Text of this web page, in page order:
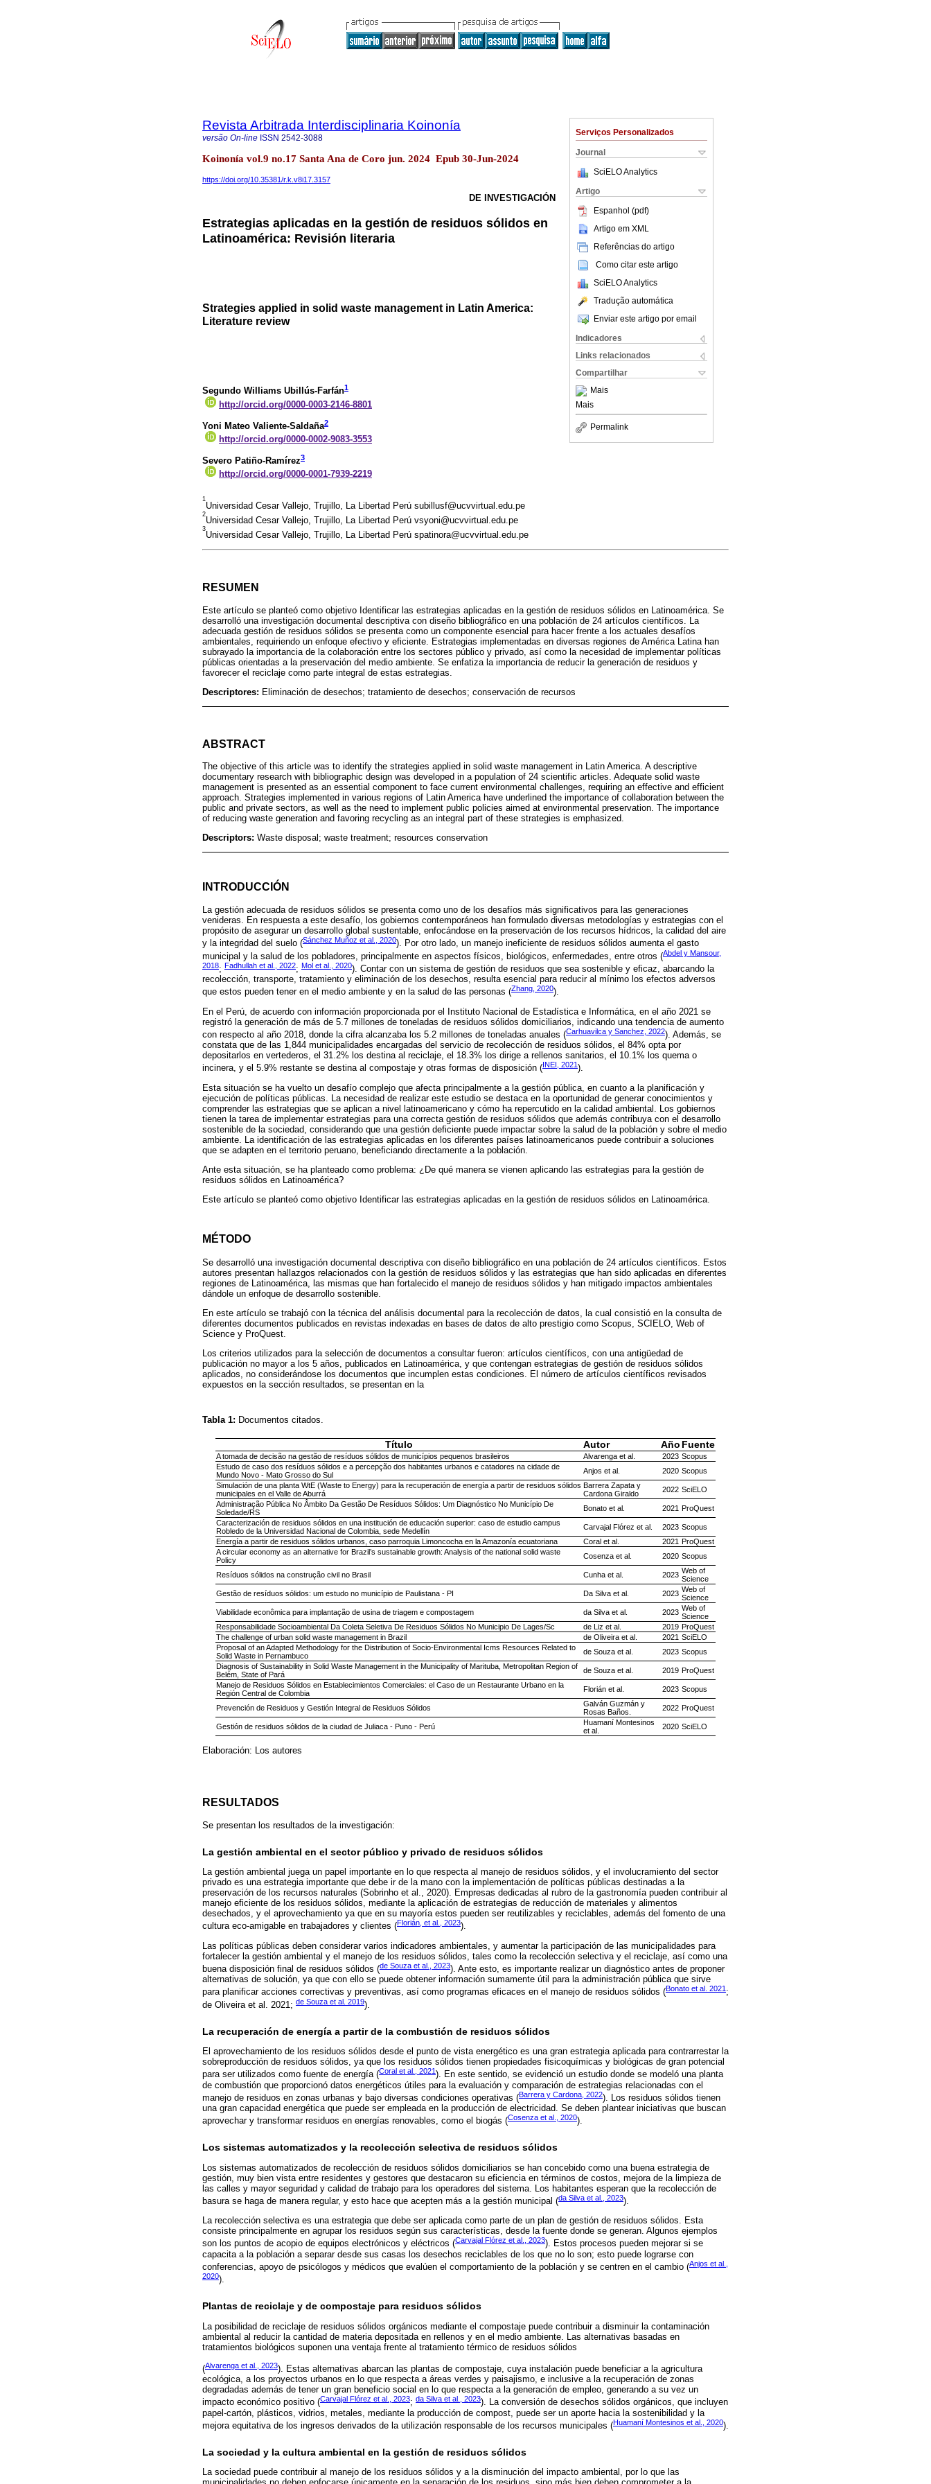
Serviços Personalizados
Journal
SciELO Analytics
Artigo
Espanhol (pdf)
Artigo em XML
Referências do artigo
Como citar este artigo
SciELO Analytics
Tradução automática
Enviar este artigo por email
Indicadores
Links relacionados
Compartilhar
Mais
Mais
Permalink
Revista Arbitrada Interdisciplinaria Koinonía
versão On-line ISSN 2542-3088
Koinonía vol.9 no.17 Santa Ana de Coro jun. 2024 Epub 30-Jun-2024
https://doi.org/10.35381/r.k.v8i17.3157
DE INVESTIGACIÓN
Estrategias aplicadas en la gestión de residuos sólidos en
Latinoamérica: Revisión literaria
Strategies applied in solid waste management in Latin America:
Literature review
Segundo Williams Ubillús-Farfán1
http://orcid.org/0000-0003-2146-8801
Yoni Mateo Valiente-Saldaña2
http://orcid.org/0000-0002-9083-3553
Severo Patiño-Ramírez3
http://orcid.org/0000-0001-7939-2219
1
Universidad Cesar Vallejo, Trujillo, La Libertad Perú subillusf@ucvvirtual.edu.pe
2
Universidad Cesar Vallejo, Trujillo, La Libertad Perú vsyoni@ucvvirtual.edu.pe
3
Universidad Cesar Vallejo, Trujillo, La Libertad Perú spatinora@ucvvirtual.edu.pe
RESUMEN
Este artículo se planteó como objetivo Identificar las estrategias aplicadas en la gestión de residuos sólidos en Latinoamérica. Se
desarrolló una investigación documental descriptiva con diseño bibliográfico en una población de 24 artículos científicos. La
adecuada gestión de residuos sólidos se presenta como un componente esencial para hacer frente a los actuales desafíos
ambientales, requiriendo un enfoque efectivo y eficiente. Estrategias implementadas en diversas regiones de América Latina han
subrayado la importancia de la colaboración entre los sectores público y privado, así como la necesidad de implementar políticas
públicas orientadas a la preservación del medio ambiente. Se enfatiza la importancia de reducir la generación de residuos y
favorecer el reciclaje como parte integral de estas estrategias.
Descriptores: Eliminación de desechos; tratamiento de desechos; conservación de recursos
ABSTRACT
The objective of this article was to identify the strategies applied in solid waste management in Latin America. A descriptive
documentary research with bibliographic design was developed in a population of 24 scientific articles. Adequate solid waste
management is presented as an essential component to face current environmental challenges, requiring an effective and efficient
approach. Strategies implemented in various regions of Latin America have underlined the importance of collaboration between the
public and private sectors, as well as the need to implement public policies aimed at environmental preservation. The importance
of reducing waste generation and favoring recycling as an integral part of these strategies is emphasized.
Descriptors: Waste disposal; waste treatment; resources conservation
INTRODUCCIÓN
La gestión adecuada de residuos sólidos se presenta como uno de los desafíos más significativos para las generaciones
venideras. En respuesta a este desafío, los gobiernos contemporáneos han formulado diversas metodologías y estrategias con el
propósito de asegurar un desarrollo global sustentable, enfocándose en la preservación de los recursos hídricos, la calidad del aire
y la integridad del suelo (Sánchez Muñoz et al., 2020). Por otro lado, un manejo ineficiente de residuos sólidos aumenta el gasto
municipal y la salud de los pobladores, principalmente en aspectos físicos, biológicos, enfermedades, entre otros (Abdel y Mansour,
2018; Fadhullah et al., 2022; Mol et al., 2020). Contar con un sistema de gestión de residuos que sea sostenible y eficaz, abarcando la
recolección, transporte, tratamiento y eliminación de los desechos, resulta esencial para reducir al mínimo los efectos adversos
que estos pueden tener en el medio ambiente y en la salud de las personas (Zhang, 2020).
En el Perú, de acuerdo con información proporcionada por el Instituto Nacional de Estadística e Informática, en el año 2021 se
registró la generación de más de 5.7 millones de toneladas de residuos sólidos domiciliarios, indicando una tendencia de aumento
con respecto al año 2018, donde la cifra alcanzaba los 5.2 millones de toneladas anuales (Carhuavilca y Sanchez, 2022). Además, se
constata que de las 1,844 municipalidades encargadas del servicio de recolección de residuos sólidos, el 84% opta por
depositarlos en vertederos, el 31.2% los destina al reciclaje, el 18.3% los dirige a rellenos sanitarios, el 10.1% los quema o
incinera, y el 5.9% restante se destina al compostaje y otras formas de disposición ( INEI, 2021 ).
Esta situación se ha vuelto un desafío complejo que afecta principalmente a la gestión pública, en cuanto a la planificación y
ejecución de políticas públicas. La necesidad de realizar este estudio se destaca en la oportunidad de generar conocimientos y
comprender las estrategias que se aplican a nivel latinoamericano y cómo ha repercutido en la calidad ambiental. Los gobiernos
tienen la tarea de implementar estrategias para una correcta gestión de residuos sólidos que además contribuya con el desarrollo
sostenible de la sociedad, considerando que una gestión deficiente puede impactar sobre la salud de la población y sobre el medio
ambiente. La identificación de las estrategias aplicadas en los diferentes países latinoamericanos puede contribuir a soluciones
que se adapten en el territorio peruano, beneficiando directamente a la población.
Ante esta situación, se ha planteado como problema: ¿De qué manera se vienen aplicando las estrategias para la gestión de
residuos sólidos en Latinoamérica?
Este artículo se planteó como objetivo Identificar las estrategias aplicadas en la gestión de residuos sólidos en Latinoamérica.
MÉTODO
Se desarrolló una investigación documental descriptiva con diseño bibliográfico en una población de 24 artículos científicos. Estos
autores presentan hallazgos relacionados con la gestión de residuos sólidos y las estrategias que han sido aplicadas en diferentes
regiones de Latinoamérica, las mismas que han fortalecido el manejo de residuos sólidos y han mitigado impactos ambientales
dándole un enfoque de desarrollo sostenible.
En este artículo se trabajó con la técnica del análisis documental para la recolección de datos, la cual consistió en la consulta de
diferentes documentos publicados en revistas indexadas en bases de datos de alto prestigio como Scopus, SCIELO, Web of
Science y ProQuest.
Los criterios utilizados para la selección de documentos a consultar fueron: artículos científicos, con una antigüedad de
publicación no mayor a los 5 años, publicados en Latinoamérica, y que contengan estrategias de gestión de residuos sólidos
aplicados, no considerándose los documentos que incumplen estas condiciones. El número de artículos científicos revisados
expuestos en la sección resultados, se presentan en la
Tabla 1: Documentos citados.
Título Autor Año Fuente
A tomada de decisão na gestão de resíduos sólidos de municípios pequenos brasileiros Alvarenga et al. 2023 Scopus
Estudo de caso dos resíduos sólidos e a percepção dos habitantes urbanos e catadores na cidade de
Mundo Novo - Mato Grosso do Sul
Anjos et al. 2020 Scopus
Simulación de una planta WtE (Waste to Energy) para la recuperación de energía a partir de residuos sólidos
municipales en el Valle de Aburrá
Barrera Zapata y
Cardona Giraldo
2022 SciELO
Administração Pública No Âmbito Da Gestão De Resíduos Sólidos: Um Diagnóstico No Município De
Soledade/RS
Bonato et al. 2021 ProQuest
Caracterización de residuos sólidos en una institución de educación superior: caso de estudio campus
Robledo de la Universidad Nacional de Colombia, sede Medellín
Carvajal Flórez et al. 2023 Scopus
Energía a partir de residuos sólidos urbanos, caso parroquia Limoncocha en la Amazonía ecuatoriana
Coral et al. 2021 ProQuest
A circular economy as an alternative for Brazil’s sustainable growth: Analysis of the national solid waste
Policy
Cosenza et al. 2020 Scopus
Resíduos sólidos na construção civil no Brasil Cunha et al. 2023 Web of
Science
Gestão de resíduos sólidos: um estudo no município de Paulistana - PI
Da Silva et al. 2023 Web of
Science
Viabilidade econômica para implantação de usina de triagem e compostagem
da Silva et al. 2023 Web of
Science
Responsabilidade Socioambiental Da Coleta Seletiva De Residuos Sólidos No Municipio De Lages/Sc
de Liz et al. 2019 ProQuest
The challenge of urban solid waste management in Brazil
de Oliveira et al. 2021 SciELO
Proposal of an Adapted Methodology for the Distribution of Socio-Environmental Icms Resources Related to
Solid Waste in Pernambuco
de Souza et al. 2023 Scopus
Diagnosis of Sustainability in Solid Waste Management in the Municipality of Marituba, Metropolitan Region of
Belém, State of Pará
de Souza et al. 2019 ProQuest
Manejo de Residuos Sólidos en Establecimientos Comerciales: el Caso de un Restaurante Urbano en la
Región Central de Colombia
Florián et al. 2023 Scopus
Prevención de Residuos y Gestión Integral de Residuos Sólidos
Galván Guzmán y
Rosas Baños.
2022 ProQuest
Gestión de residuos sólidos de la ciudad de Juliaca - Puno - Perú
Huamaní Montesinos
et al.
2020 SciELO
Elaboración: Los autores
RESULTADOS
Se presentan los resultados de la investigación:
La gestión ambiental en el sector público y privado de residuos sólidos
La gestión ambiental juega un papel importante en lo que respecta al manejo de residuos sólidos, y el involucramiento del sector
privado es una estrategia importante que debe ir de la mano con la implementación de políticas públicas destinadas a la
preservación de los recursos naturales (Sobrinho et al., 2020). Empresas dedicadas al rubro de la gastronomía pueden contribuir al
manejo eficiente de los residuos sólidos, mediante la aplicación de estrategias de reducción de materiales y alimentos
desechados, y el aprovechamiento ya que en su mayoría estos pueden ser reutilizables y reciclables, además del fomento de una
cultura eco-amigable en trabajadores y clientes (Florián, et al., 2023).
Las políticas públicas deben considerar varios indicadores ambientales, y aumentar la participación de las municipalidades para
fortalecer la gestión ambiental y el manejo de los residuos sólidos, tales como la recolección selectiva y el reciclaje, así como una
buena disposición final de residuos sólidos (de Souza et al., 2023). Ante esto, es importante realizar un diagnóstico antes de proponer
alternativas de solución, ya que con ello se puede obtener información sumamente útil para la administración pública que sirve
para planificar acciones correctivas y preventivas, así como programas eficaces en el manejo de residuos sólidos (Bonato et al. 2021;
de Oliveira et al. 2021; de Souza et al. 2019).
La recuperación de energía a partir de la combustión de residuos sólidos
El aprovechamiento de los residuos sólidos desde el punto de vista energético es una gran estrategia aplicada para contrarrestar la
sobreproducción de residuos sólidos, ya que los residuos sólidos tienen propiedades fisicoquímicas y biológicas de gran potencial
para ser utilizados como fuente de energía (Coral et al., 2021 ). En este sentido, se evidenció un estudio donde se modeló una planta
de combustión que proporcionó datos energéticos útiles para la evaluación y comparación de estrategias relacionadas con el
manejo de residuos en zonas urbanas y bajo diversas condiciones operativas (Barrera y Cardona, 2022). Los residuos sólidos tienen
una gran capacidad energética que puede ser empleada en la producción de electricidad. Se deben plantear iniciativas que buscan
aprovechar y transformar residuos en energías renovables, como el biogás (Cosenza et al., 2020).
Los sistemas automatizados y la recolección selectiva de residuos sólidos
Los sistemas automatizados de recolección de residuos sólidos domiciliarios se han concebido como una buena estrategia de
gestión, muy bien vista entre residentes y gestores que destacaron su eficiencia en términos de costos, mejora de la limpieza de
las calles y mayor seguridad y calidad de trabajo para los operadores del sistema. Los habitantes esperan que la recolección de
basura se haga de manera regular, y esto hace que acepten más a la gestión municipal (da Silva et al., 2023).
La recolección selectiva es una estrategia que debe ser aplicada como parte de un plan de gestión de residuos sólidos. Esta
consiste principalmente en agrupar los residuos según sus características, desde la fuente donde se generan. Algunos ejemplos
son los puntos de acopio de equipos electrónicos y eléctricos (Carvajal Flórez et al., 2023). Estos procesos pueden mejorar si se
capacita a la población a separar desde sus casas los desechos reciclables de los que no lo son; esto puede lograrse con
conferencias, apoyo de psicólogos y médicos que evalúen el comportamiento de la población y se centren en el cambio (Anjos et al.,
2020).
Plantas de reciclaje y de compostaje para residuos sólidos
La posibilidad de reciclaje de residuos sólidos orgánicos mediante el compostaje puede contribuir a disminuir la contaminación
ambiental al reducir la cantidad de materia depositada en rellenos y en el medio ambiente. Las alternativas basadas en
tratamientos biológicos suponen una ventaja frente al tratamiento térmico de residuos sólidos
(Alvarenga et al., 2023). Estas alternativas abarcan las plantas de compostaje, cuya instalación puede beneficiar a la agricultura
ecológica, a los proyectos urbanos en lo que respecta a áreas verdes y paisajismo, e inclusive a la recuperación de zonas
degradadas además de tener un gran beneficio social en lo que respecta a la generación de empleo, generando a su vez un
impacto económico positivo (Carvajal Flórez et al., 2023; da Silva et al., 2023). La conversión de desechos sólidos orgánicos, que incluyen
papel-cartón, plásticos, vidrios, metales, mediante la producción de compost, puede ser un aporte hacia la sostenibilidad y la
mejora equitativa de los ingresos derivados de la utilización responsable de los recursos municipales (Huamaní Montesinos et al., 2020).
La sociedad y la cultura ambiental en la gestión de residuos sólidos
La sociedad puede contribuir al manejo de los residuos sólidos y a la disminución del impacto ambiental, por lo que las